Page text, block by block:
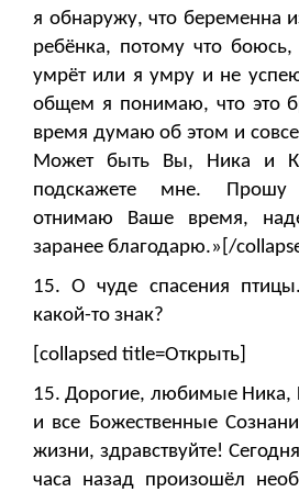
я обнаружу, что беременна
ребёнка, потому что
умрёт или я умру и не
общем я понимаю, что это
время думаю об этом и
Может быть Вы, Ника и
подскажете мне.
отнимаю Ваше время,
заранее благодарю.»[/
15. О чуде спасения
какой-то знак?
[collapsed title=Открыть]
15. Дорогие, любимые Ника,
и все Божественные
жизни, здравствуйте!
часа назад произошёл